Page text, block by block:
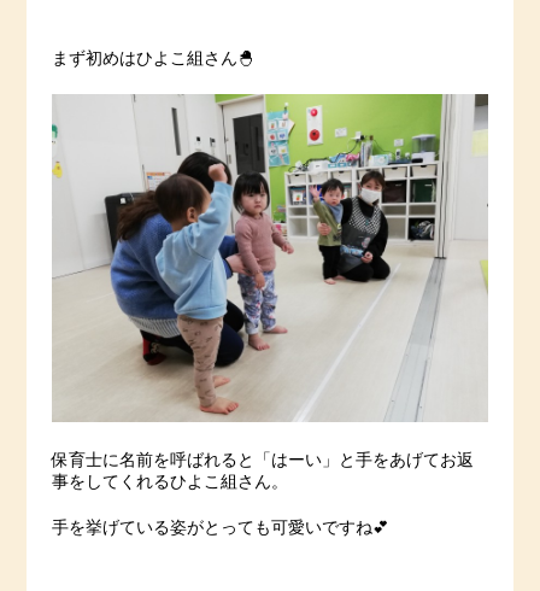
まず初めはひよこ組さん🐣
保育士に名前を呼ばれると「はーい」と手をあげてお返
事をしてくれるひよこ組さん。
手を挙げている姿がとっても可愛いですね💕